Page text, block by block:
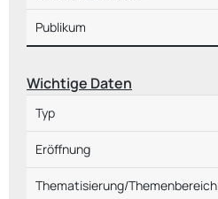
Publikum
Wichtige Daten
Typ
Eröffnung
Thematisierung/Themenbereich